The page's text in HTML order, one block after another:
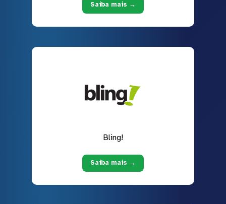
Saiba mais →
Bling!
Saiba mais →